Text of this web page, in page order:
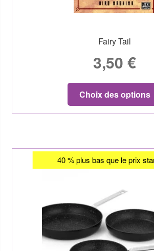
Fairy Tail
3,50 €
Choix des options
40 % plus bas que le prix